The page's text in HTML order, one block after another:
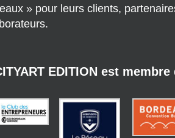
» pour leurs clients,
EDITION est membre